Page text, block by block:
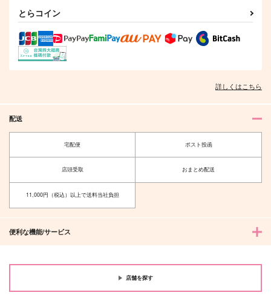
とらコイン
詳しくはこちら
配送
宅配便 ポスト投函
店頭受取 おまとめ配送
11,000円（税込）以上で送料当社負担
便利な機能/サービス
店舗を探す